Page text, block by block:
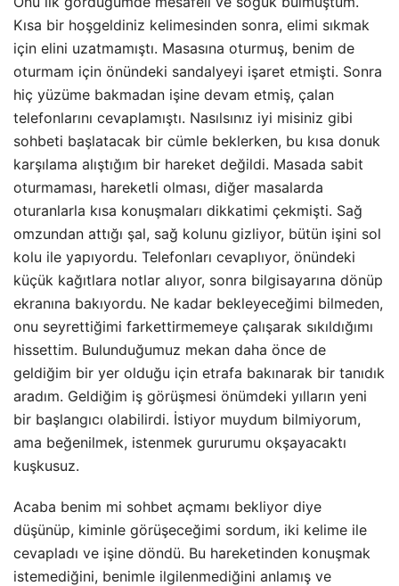
Kısa bir hoşgeldiniz kelimesinden sonra, elimi sıkmak
için elini uzatmamıştı. Masasına oturmuş, benim de
oturmam için önündeki sandalyeyi işaret etmişti. Sonra
hiç yüzüme bakmadan işine devam etmiş, çalan
telefonlarını cevaplamıştı. Nasılsınız iyi misiniz gibi
sohbeti başlatacak bir cümle beklerken, bu kısa donuk
karşılama alıştığım bir hareket değildi. Masada sabit
oturmaması, hareketli olması, diğer masalarda
oturanlarla kısa konuşmaları dikkatimi çekmişti. Sağ
omzundan attığı şal, sağ kolunu gizliyor, bütün işini sol
kolu ile yapıyordu. Telefonları cevaplıyor, önündeki
küçük kağıtlara notlar alıyor, sonra bilgisayarına dönüp
ekranına bakıyordu. Ne kadar bekleyeceğimi bilmeden,
onu seyrettiğimi farkettirmemeye çalışarak sıkıldığımı
hissettim. Bulunduğumuz mekan daha önce de
geldiğim bir yer olduğu için etrafa bakınarak bir tanıdık
aradım. Geldiğim iş görüşmesi önümdeki yılların yeni
bir başlangıcı olabilirdi. İstiyor muydum bilmiyorum,
ama beğenilmek, istenmek gururumu okşayacaktı
kuşkusuz.
Acaba benim mi sohbet açmamı bekliyor diye
düşünüp, kiminle görüşeceğimi sordum, iki kelime ile
cevapladı ve işine döndü. Bu hareketinden konuşmak
istemediğini, benimle ilgilenmediğini anlamış ve